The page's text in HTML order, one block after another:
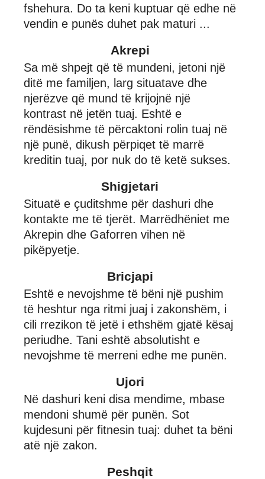
fshehura. Do ta keni kuptuar që edhe në
vendin e punës duhet pak maturi ...
Akrepi
Sa më shpejt që të mundeni, jetoni një
ditë me familjen, larg situatave dhe
njerëzve që mund të krijojnë një
kontrast në jetën tuaj. Eshtë e
rëndësishme të përcaktoni rolin tuaj në
një punë, dikush përpiqet të marrë
kreditin tuaj, por nuk do të ketë sukses.
Shigjetari
Situatë e çuditshme për dashuri dhe
kontakte me të tjerët. Marrëdhëniet me
Akrepin dhe Gaforren vihen në
pikëpyetje.
Bricjapi
Eshtë e nevojshme të bëni një pushim
të heshtur nga ritmi juaj i zakonshëm, i
cili rrezikon të jetë i ethshëm gjatë kësaj
periudhe. Tani eshtë absolutisht e
nevojshme të merreni edhe me punën.
Ujori
Në dashuri keni disa mendime, mbase
mendoni shumë për punën. Sot
kujdesuni për fitnesin tuaj: duhet ta bëni
atë një zakon.
Peshqit